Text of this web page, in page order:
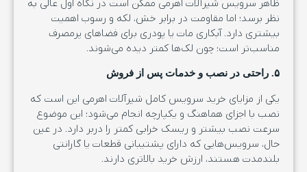
ظاهر سرویس شیرآلات اهرمی ممکن است در نگاه اول عالی به
نظر برسد؛ اما مقاومت در برابر خش، لکه و رسوب اهمیت
بیشتری دارد. آبکاری مات یا پودری برای فضاهای پرمصرف
مناسب‌تر است؛ چون لک‌ها کمتر دیده می‌شوند.
۵. راحتی در نصب و خدمات پس از فروش
یکی از مزایای خرید سرویس کامل شیرآلات اهرمی این است که
نصب با اجزای هماهنگ و یکپارچه انجام می‌شود؛ این موضوع
سرعت نصب بیشتر و ریسک خرابی کمتر را دربر دارد. در عین
حال، سرویس‌هایی که دارای پشتیبانی قطعات یا گارانتی
بلندمدت هستند، ارزش خرید بالاتری دارند.